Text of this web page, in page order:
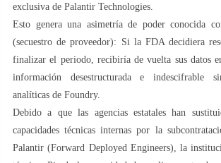
exclusiva de Palantir Technologies.
Esto genera una asimetría de poder conocida
(secuestro de proveedor): Si la FDA decidiera
finalizar el periodo, recibiría de vuelta sus datos
información desestructurada e indescifrable
analíticas de Foundry.
Debido a que las agencias estatales han
capacidades técnicas internas por la
Palantir (Forward Deployed Engineers), la